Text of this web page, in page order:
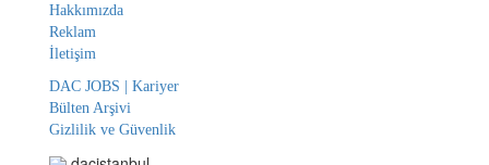
Hakkımızda
Reklam
İletişim
DAC JOBS | Kariyer
Bülten Arşivi
Gizlilik ve Güvenlik